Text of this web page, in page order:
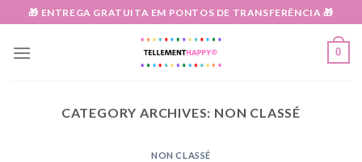
to
content
🎁 ENTREGA GRATUITA EM PONTOS DE TRANSFERÊNCIA 🎁
0
CATEGORY ARCHIVES: NON CLASSÉ
NON CLASSÉ